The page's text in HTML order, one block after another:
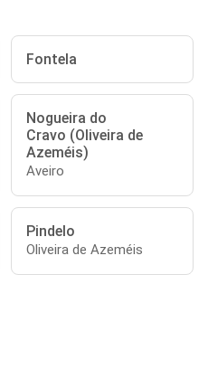
Fontela
Nogueira do
Cravo (Oliveira de
Azeméis)
Aveiro
Pindelo
Oliveira de Azeméis